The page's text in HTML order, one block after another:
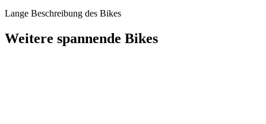
Lange Beschreibung des Bikes
Weitere spannende Bikes